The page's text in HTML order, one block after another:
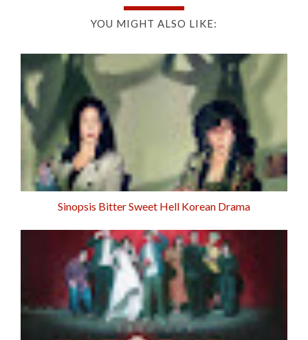
YOU MIGHT ALSO LIKE:
Sinopsis Bitter Sweet Hell Korean Drama